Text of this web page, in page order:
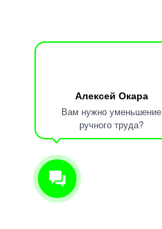
Алексей Окара
Вам нужно уменьшение
ручного труда?